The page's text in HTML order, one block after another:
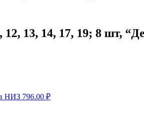
13, 14, 17, 19; 8 шт,
НИЗ 796.00 ₽